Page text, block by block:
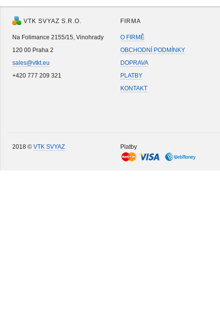
VTK SVYAZ S.R.O.
Na Folimance 2155/15, Vinohrady
120 00 Praha 2
sales@vtkt.eu
+420 777 209 321
FIRMA
O FIRMĚ
OBCHODNÍ PODMÍNKY
DOPRAVA
PLATBY
KONTAKT
2018 © VTK SVYAZ Platby